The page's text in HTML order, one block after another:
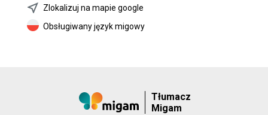
near_me Zlokalizuj na mapie google
Obsługiwany język migowy
Tłumacz
Migam